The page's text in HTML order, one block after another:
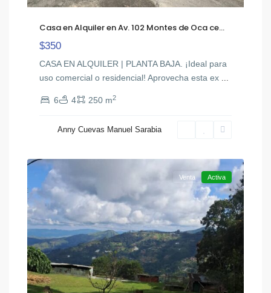
Casa en Alquiler en Av. 102 Montes de Oca ce...
$350
CASA EN ALQUILER | PLANTA BAJA. ¡Ideal para
uso comercial o residencial! Aprovecha esta ex ...
6 4 250 m2
Anny Cuevas Manuel Sarabia
Colonia
Venta Activa